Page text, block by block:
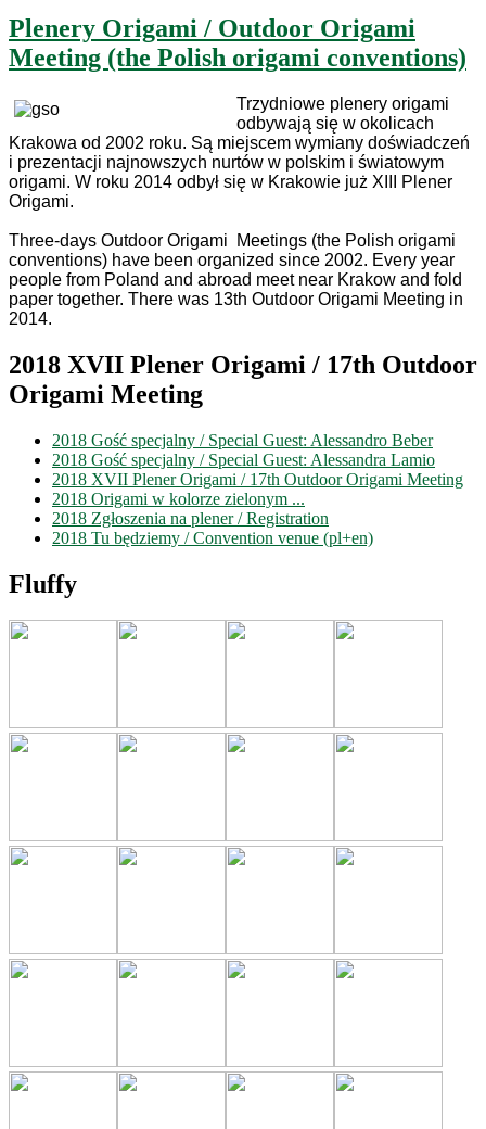
Plenery Origami / Outdoor Origami
Meeting (the Polish origami conventions)
Trzydniowe plenery origami
odbywają się w okolicach
Krakowa od 2002 roku. Są miejscem wymiany doświadczeń
i prezentacji najnowszych nurtów w polskim i światowym
origami. W roku 2014 odbył się w Krakowie już XIII Plener
Origami.
Three-days Outdoor Origami Meetings (the Polish origami
conventions) have been organized since 2002. Every year
people from Poland and abroad meet near Krakow and fold
paper together. There was 13th Outdoor Origami Meeting in
2014.
2018 XVII Plener Origami / 17th Outdoor
Origami Meeting
2018 Gość specjalny / Special Guest: Alessandro Beber
2018 Gość specjalny / Special Guest: Alessandra Lamio
2018 XVII Plener Origami / 17th Outdoor Origami Meeting
2018 Origami w kolorze zielonym ...
2018 Zgłoszenia na plener / Registration
2018 Tu będziemy / Convention venue (pl+en)
Fluffy